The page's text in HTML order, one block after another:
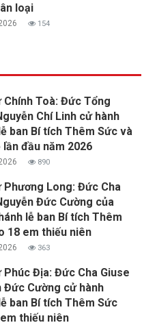
loại
154
Chính Toà: Đức Tổng
Chí Linh cử hành
ban Bí tích Thêm Sức và
lần đầu năm 2026
890
Phương Long: Đức Cha
Đức Cường của
lễ ban Bí tích Thêm
18 em thiếu niên
363
Phúc Địa: Đức Cha Giuse
Đức Cường cử hành
ban Bí tích Thêm Sức
thiếu niên